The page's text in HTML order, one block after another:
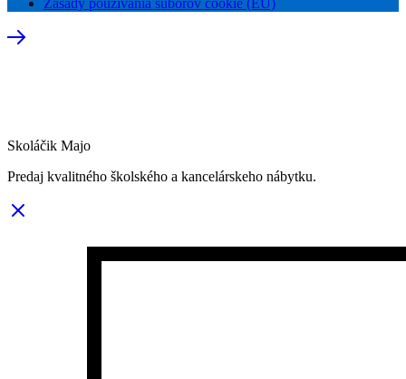
Zásady používania súborov cookie (EÚ)
Skoláčik Majo
Predaj kvalitného školského a kancelárskeho nábytku.